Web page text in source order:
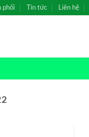
phối Tin tức Liên hệ